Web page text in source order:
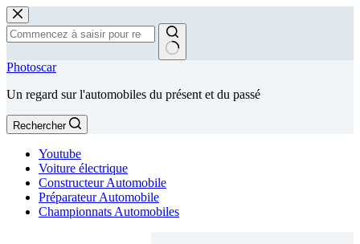
Passer
au
contenu
Aucun
Photoscar
Un regard sur l'automobiles du présent et du passé
Rechercher
Youtube
Voiture électrique
Constructeur Automobile
Préparateur Automobile
Championnats Automobiles